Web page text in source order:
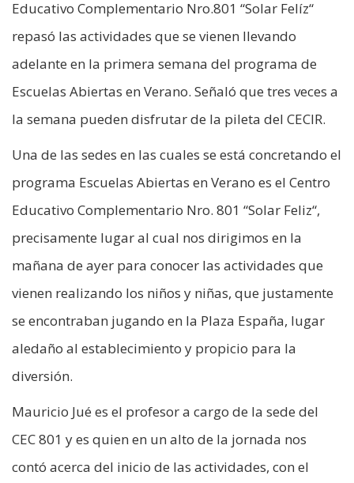
Educativo Complementario Nro.801 “Solar Felíz“
repasó las actividades que se vienen llevando
adelante en la primera semana del programa de
Escuelas Abiertas en Verano. Señaló que tres veces a
la semana pueden disfrutar de la pileta del CECIR.
Una de las sedes en las cuales se está concretando el
programa Escuelas Abiertas en Verano es el Centro
Educativo Complementario Nro. 801 “Solar Feliz“,
precisamente lugar al cual nos dirigimos en la
mañana de ayer para conocer las actividades que
vienen realizando los niños y niñas, que justamente
se encontraban jugando en la Plaza España, lugar
aledaño al establecimiento y propicio para la
diversión.
Mauricio Jué es el profesor a cargo de la sede del
CEC 801 y es quien en un alto de la jornada nos
contó acerca del inicio de las actividades, con el